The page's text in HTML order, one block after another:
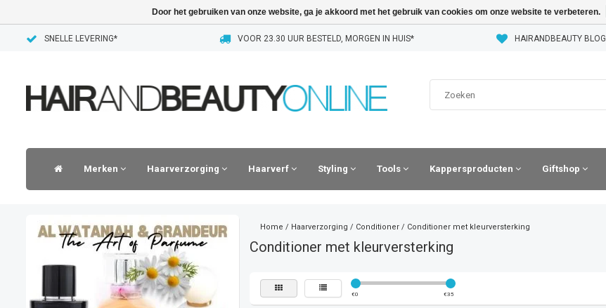
SNELLE LEVERING* VOOR 23.30 UUR BESTELD, MORGEN IN HUIS* HAIRANDBEAUTY BLOG
Merken Haarverzorging Haarverf Styling Tools Kappersproducten Giftshop
Home / Haarverzorging / Conditioner/ Conditioner met kleurversterking
Conditioner met kleurversterking
€0 €35
Door het gebruiken van onze website, ga je akkoord met het gebruik van cookies om onze website te verbeteren.